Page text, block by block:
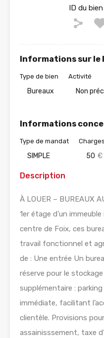
ID du bien
Informations sur le
Type de bien
Bureaux
Activité
Non
Informations
Type de mandat
SIMPLE
Charges
50 €
Description
À LOUER – BUREAUX
1er étage d’un
centre de Foix, ces
travail fonctionnel et
de : Une entrée Un
réserve pour le
supplémentaire :
immédiate, facilitant
clientèle. Provisions
assainisssement, taxe